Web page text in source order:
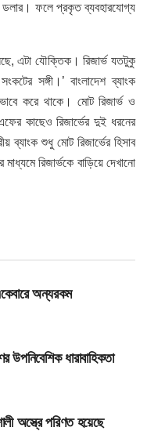
ডলার। ফলে প্রকৃত ব্যবহারযোগ্য
এটা যৌক্তিক। রিজার্ভ যতটুকু
সঙ্গী।’ বাংলাদেশ ব্যাংক
করে থাকে। মোট রিজার্ভ ও
কাছেও রিজার্ভের দুই ধরনের
ব্যাংক শুধু মোট রিজার্ভের হিসাব
রিজার্ভকে বাড়িয়ে দেখানো
অন্যরকম
ধারাবাহিকতা
অস্ত্রে পরিণত হয়েছে